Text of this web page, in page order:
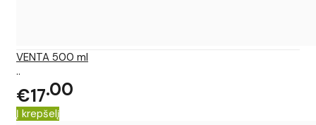
VENTA 500 ml
..
€17 00
Į krepšelį